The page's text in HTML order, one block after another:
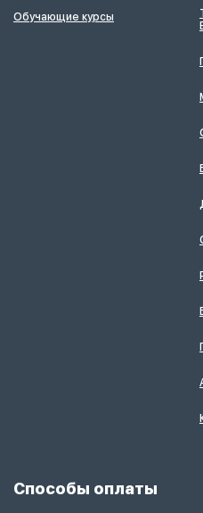
Обучающие курсы
Способы оплаты